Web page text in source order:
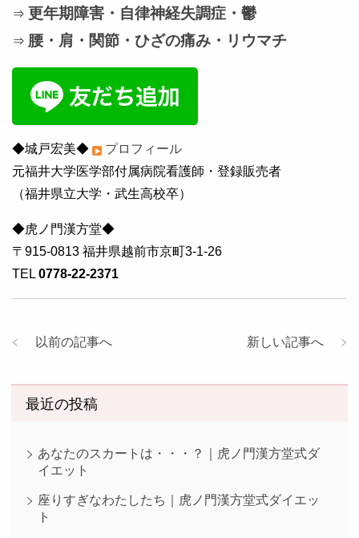
⇒ 更年期障害・自律神経失調症・鬱
⇒ 腰・肩・関節・ひざの痛み・リウマチ
◆城戸宏美◆
プロフィール
元福井大学医学部付属病院看護師・登録販売者
（福井県立大学・武生高校卒）
◆虎ノ門漢方堂◆
〒915-0813 福井県越前市京町3-1-26
TEL 0778-22-2371
新しい記事へ
以前の記事へ
最近の投稿
あなたのスカートは・・・？｜虎ノ門漢方堂式ダ
イエット
座りすぎなわたしたち｜虎ノ門漢方堂式ダイエッ
ト